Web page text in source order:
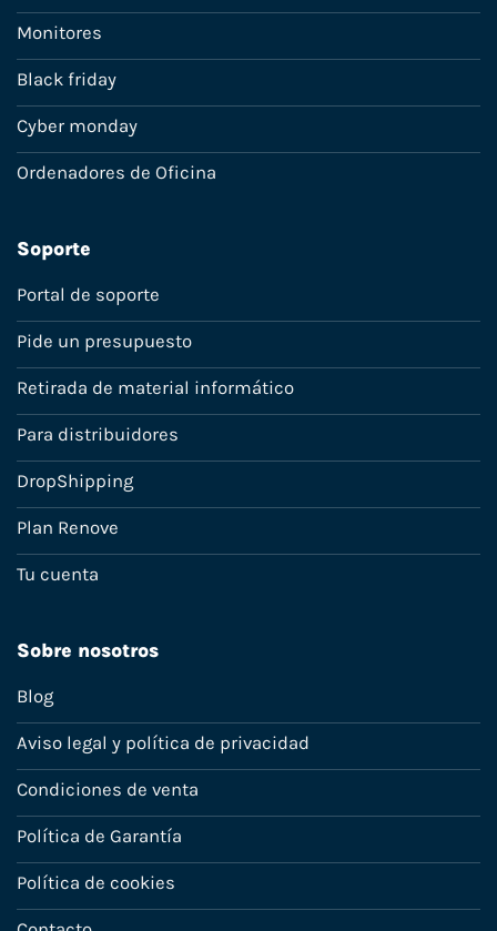
Monitores
Black friday
Cyber monday
Ordenadores de Oficina
Soporte
Portal de soporte
Pide un presupuesto
Retirada de material informático
Para distribuidores
DropShipping
Plan Renove
Tu cuenta
Sobre nosotros
Blog
Aviso legal y política de privacidad
Condiciones de venta
Política de Garantía
Política de cookies